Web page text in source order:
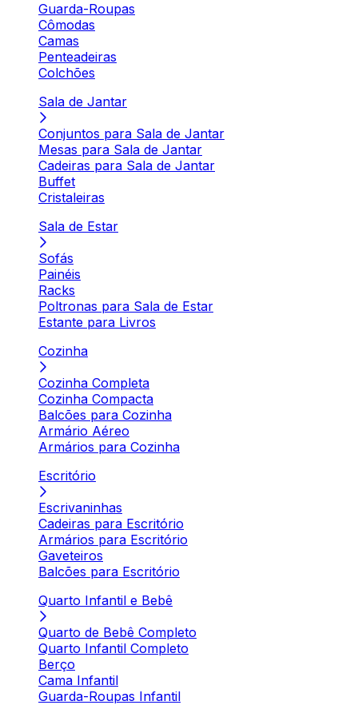
Guarda-Roupas
Cômodas
Camas
Penteadeiras
Colchões
Sala de Jantar
Conjuntos para Sala de Jantar
Mesas para Sala de Jantar
Cadeiras para Sala de Jantar
Buffet
Cristaleiras
Sala de Estar
Sofás
Painéis
Racks
Poltronas para Sala de Estar
Estante para Livros
Cozinha
Cozinha Completa
Cozinha Compacta
Balcões para Cozinha
Armário Aéreo
Armários para Cozinha
Escritório
Escrivaninhas
Cadeiras para Escritório
Armários para Escritório
Gaveteiros
Balcões para Escritório
Quarto Infantil e Bebê
Quarto de Bebê Completo
Quarto Infantil Completo
Berço
Cama Infantil
Guarda-Roupas Infantil